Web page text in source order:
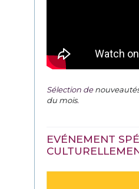
Sélection de
du mois.
EVÉNEMENT